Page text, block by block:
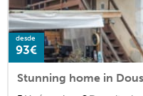
desde
93€